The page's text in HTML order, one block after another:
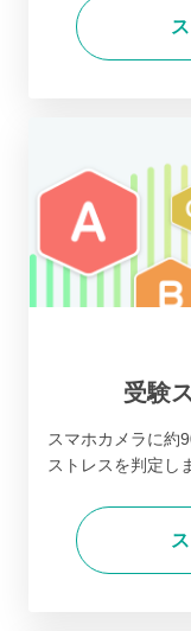
受験
スマホカメラに約
ストレスを判定し